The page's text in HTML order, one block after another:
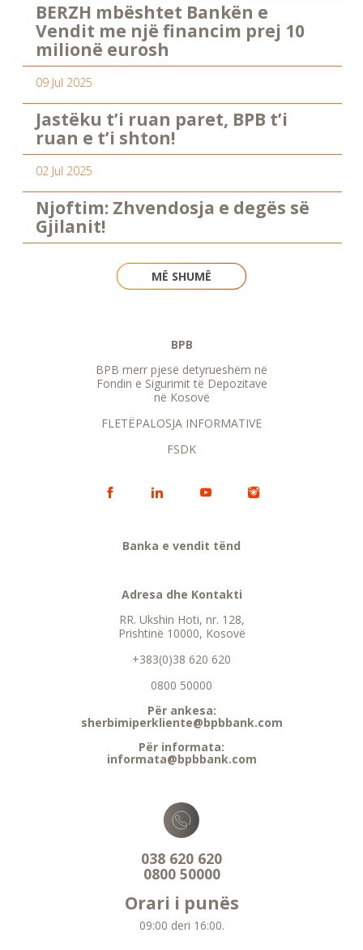
BERZH mbështet Bankën e
Vendit me një financim prej 10
milionë eurosh
09 Jul 2025
Jastëku t’i ruan paret, BPB t’i
ruan e t’i shton!
02 Jul 2025
Njoftim: Zhvendosja e degës së
Gjilanit!
MË SHUMË
BPB
BPB merr pjesë detyrueshëm në
Fondin e Sigurimit të Depozitave
në Kosovë
FLETËPALOSJA INFORMATIVE
FSDK
Banka e vendit tënd
Adresa dhe Kontakti
RR. Ukshin Hoti, nr. 128,
Prishtinë 10000, Kosovë
+383(0)38 620 620
0800 50000
Për ankesa:
sherbimiperkliente@bpbbank.com
Për informata:
informata@bpbbank.com
038 620 620
0800 50000
Orari i punës
09:00 deri 16:00.